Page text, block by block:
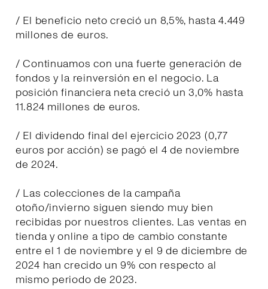
/ El beneficio neto creció un 8,5%, hasta 4.449
millones de euros.
/ Continuamos con una fuerte generación de
fondos y la reinversión en el negocio. La
posición financiera neta creció un 3,0% hasta
11.824 millones de euros.
/ El dividendo final del ejercicio 2023 (0,77
euros por acción) se pagó el 4 de noviembre
de 2024.
/ Las colecciones de la campaña
otoño/invierno siguen siendo muy bien
recibidas por nuestros clientes. Las ventas en
tienda y online a tipo de cambio constante
entre el 1 de noviembre y el 9 de diciembre de
2024 han crecido un 9% con respecto al
mismo periodo de 2023.